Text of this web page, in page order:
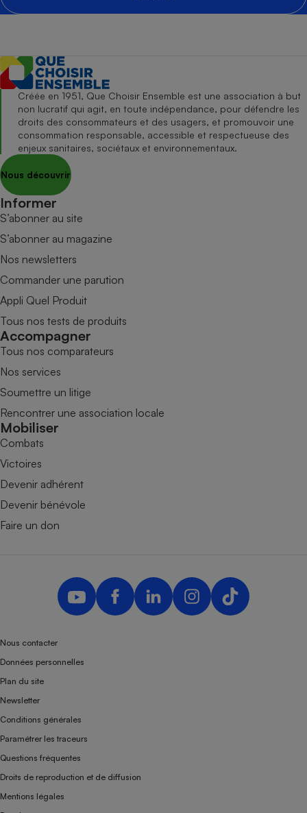
Créée en 1951, Que Choisir Ensemble est une association à but
non lucratif qui agit, en toute indépendance, pour défendre les
droits des consommateurs et des usagers, et promouvoir une
consommation responsable, accessible et respectueuse des
enjeux sanitaires, sociétaux et environnementaux.
Nous découvrir
Informer
S’abonner au site
S’abonner au magazine
Nos newsletters
Commander une parution
Appli Quel Produit
Tous nos tests de produits
Accompagner
Tous nos comparateurs
Nos services
Soumettre un litige
Rencontrer une association locale
Mobiliser
Combats
Victoires
Devenir adhérent
Devenir bénévole
Faire un don
Nous contacter
Données personnelles
Plan du site
Newsletter
Conditions générales
Paramétrer les traceurs
Questions fréquentes
Droits de reproduction et de diffusion
Mentions légales